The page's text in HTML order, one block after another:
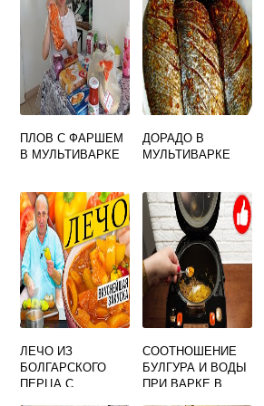
ПЛОВ С ФАРШЕМ
В МУЛЬТИВАРКЕ
ДОРАДО В
МУЛЬТИВАРКЕ
ЛЕЧО ИЗ
БОЛГАРСКОГО
ПЕРЦА С
СООТНОШЕНИЕ
БУЛГУРА И ВОДЫ
ПРИ ВАРКЕ В